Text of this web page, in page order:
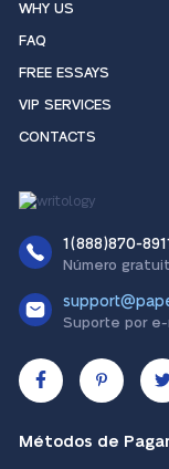
WHY US
FAQ
FREE ESSAYS
VIP SERVICES
CONTACTS
1(888)870-8911
Número
Suporte por e-
Métodos de